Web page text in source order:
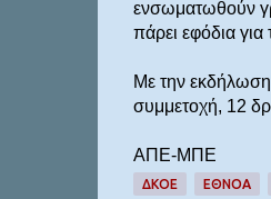
ενσωματωθούν
πάρει εφόδια
Με την
συμμετοχή, 12
ΑΠΕ-ΜΠΕ
ΔΚΟΕ ΕΘΝΟΑ